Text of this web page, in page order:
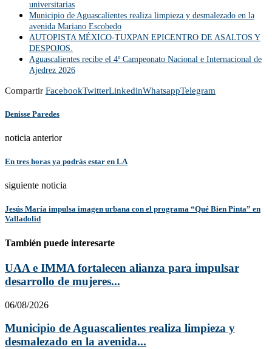
universitarias
Municipio de Aguascalientes realiza limpieza y desmalezado en la
avenida Mariano Escobedo
AUTOPISTA MÉXICO-TUXPAN EPICENTRO DE ASALTOS Y
DESPOJOS.
Aguascalientes recibe el 4º Campeonato Nacional e Internacional de
Ajedrez 2026
Compartir FacebookTwitterLinkedinWhatsappTelegram
Denisse Paredes
noticia anterior
En tres horas ya podrás estar en LA
siguiente noticia
Jesús María impulsa imagen urbana con el programa “Qué Bien Pinta” en
Valladolid
También puede interesarte
UAA e IMMA fortalecen alianza para impulsar
desarrollo de mujeres...
06/08/2026
Municipio de Aguascalientes realiza limpieza y
desmalezado en la avenida...